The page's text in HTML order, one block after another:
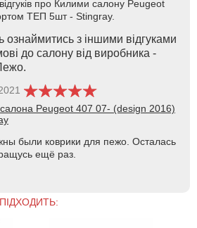
про Килими салону Peugeot
ТЕП 5шт - Stingray.
ознаймитись з іншими відгуками
до салону від виробника -
Peugeot 407 07- (design 2016)
были коврики для пежо. Осталась
ещё раз.